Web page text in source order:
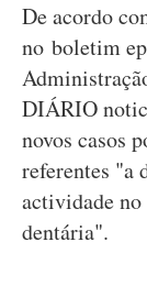
De acordo
no boletim
DIÁRIO
novos casos
referentes "a
actividade
dentária".